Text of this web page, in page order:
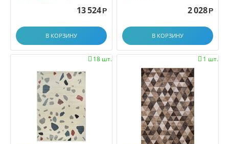
0.9x2.5
0.9x3.0
0.9x3.5
0.9x4.0
0.9x4.5
0.9x5.0
0.9x5.5
0.9x6.0
13 524 Р
В КОРЗИНУ
2 028 Р
В КОРЗИНУ
18 шт.
 1 шт.
